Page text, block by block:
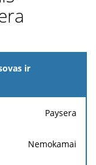
Mokėjimo
ir
Paysera
Nemokamai